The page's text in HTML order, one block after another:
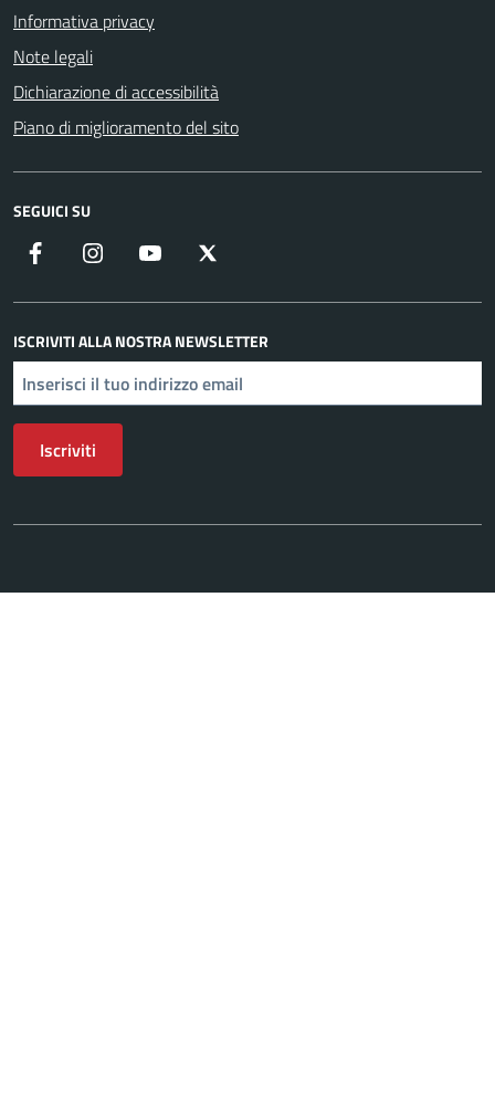
Informativa privacy
Note legali
Dichiarazione di accessibilità
Piano di miglioramento del sito
SEGUICI SU
Facebook Instagram YouTube
ISCRIVITI ALLA NOSTRA NEWSLETTER